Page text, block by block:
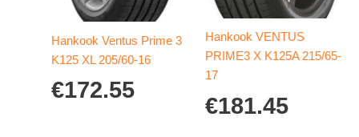
Hankook Ventus Prime 3
K125 XL 205/60-16
€172.55
Hankook VENTUS
PRIME3 X K125A 215/65-
17
€181.45